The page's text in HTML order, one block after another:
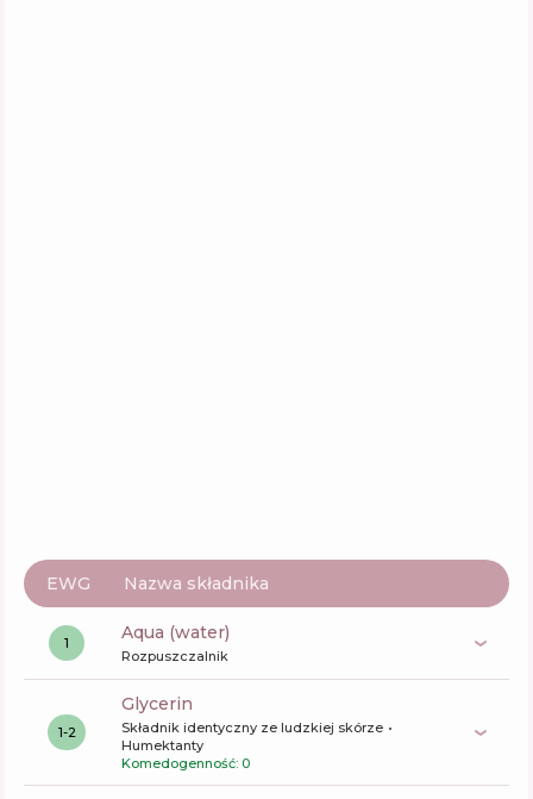
EWG Nazwa składnika
1 aqua (water)
Rozpuszczalnik
1-2
glycerin
Składnik identyczny ze ludzkiej skórze
Humektanty
Komedogenność: 0